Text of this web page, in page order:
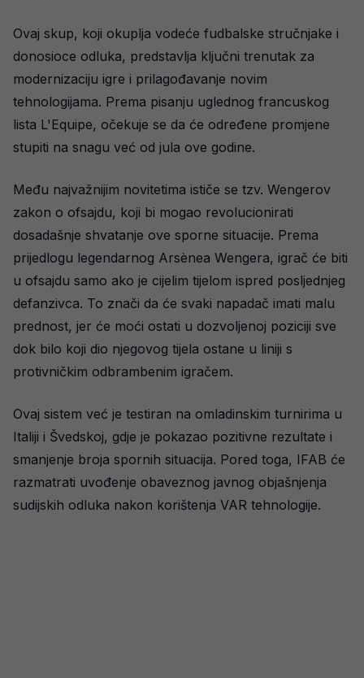
Ovaj skup, koji okuplja vodeće fudbalske stručnjake i
donosioce odluka, predstavlja ključni trenutak za
modernizaciju igre i prilagođavanje novim
tehnologijama. Prema pisanju uglednog francuskog
lista L'Equipe, očekuje se da će određene promjene
stupiti na snagu već od jula ove godine.
Među najvažnijim novitetima ističe se tzv. Wengerov
zakon o ofsajdu, koji bi mogao revolucionirati
dosadašnje shvatanje ove sporne situacije. Prema
prijedlogu legendarnog Arsènea Wengera, igrač će biti
u ofsajdu samo ako je cijelim tijelom ispred posljednjeg
defanzivca. To znači da će svaki napadač imati malu
prednost, jer će moći ostati u dozvoljenoj poziciji sve
dok bilo koji dio njegovog tijela ostane u liniji s
protivničkim odbrambenim igračem.
Ovaj sistem već je testiran na omladinskim turnirima u
Italiji i Švedskoj, gdje je pokazao pozitivne rezultate i
smanjenje broja spornih situacija. Pored toga, IFAB će
razmatrati uvođenje obaveznog javnog objašnjenja
sudijskih odluka nakon korištenja VAR tehnologije.